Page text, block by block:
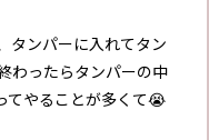
タンパーに入れてタン
わったらタンパーの中
てやることが多くて😭